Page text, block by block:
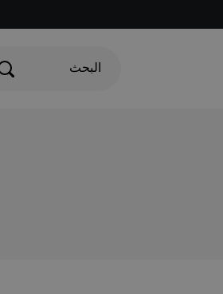
البحث